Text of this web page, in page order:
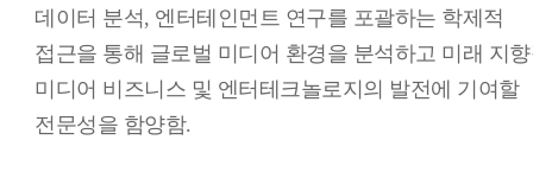
데이터 분석, 엔터테인먼트 연구를 포괄하는 학제적
접근을 통해 글로벌 미디어 환경을 분석하고 미래 지
미디어 비즈니스 및 엔터테크놀로지의 발전에 기여할
전문성을 함양함.